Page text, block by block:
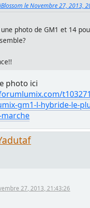
le Novembre 27, 2013,
photo de GM1 et 14
photo ici
gm1-l-hybride-le-
27, 2013, 21:43:26